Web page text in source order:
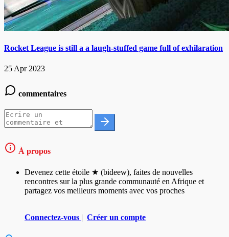
Rocket League is still a a laugh-stuffed game full of exhilaration
25 Apr 2023
commentaires
À propos
Devenez cette étoile ★ (bideew), faites de nouvelles
rencontres sur la plus grande communauté en Afrique et
partagez vos meilleurs moments avec vos proches
Connectez-vous | Créer un compte